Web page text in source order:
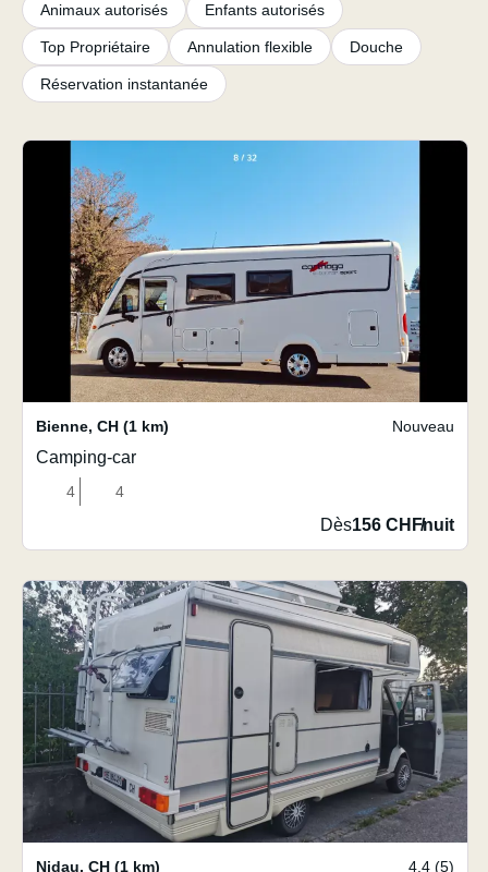
Animaux autorisés Enfants autorisés
Top Propriétaire Annulation flexible Douche
Réservation instantanée
Bienne, CH (1 km) Nouveau
Camping-car
4 4
Dès156 CHF/nuit
Nidau, CH (1 km) 4.4 (5)